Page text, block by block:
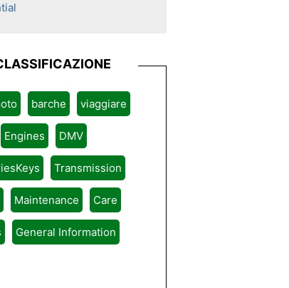
barche viaggiare
Engines DMV
Transmission
Maintenance Care
General Information